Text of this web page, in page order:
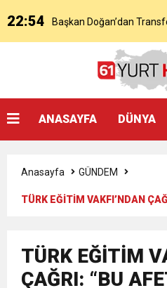
KAP’a Bildirdi
22:54 Başkan Doğan’dan
Mohamed Salah’ın
0:59
Bildirdi
20:05 Trabzonspor
ANASAYFA DÜNYA
Anasayfa GÜNDEM
TÜRK EĞİTİM VAKFI’NDAN
YENİDEN İNŞA EDELİM…”
TÜRK EĞİTİM
ÇAĞRI: “BU